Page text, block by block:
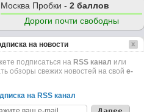
Москва Пробки - 2 баллов
Дороги почти свободны
на новости
подписаться на RSS канал или
обзоры свежих новостей на свой e-
на RSS канал